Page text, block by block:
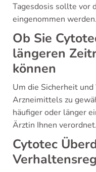
Tagesdosis sollte vor
eingenommen werden.
Ob Sie
längeren
können
Um die Sicherheit
Arzneimittels zu
häufiger oder länger
Ärztin Ihnen verordnet.
Cytotec